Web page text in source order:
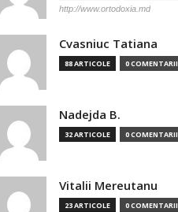
http://www.ortodoxia.md
Cvasniuc Tatiana
88 ARTICOLE 0 COMENTARII
Nadejda B.
32 ARTICOLE 0 COMENTARII
Vitalii Mereutanu
23 ARTICOLE 0 COMENTARII